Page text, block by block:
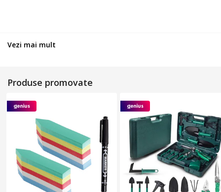
Vezi mai mult
Produse promovate